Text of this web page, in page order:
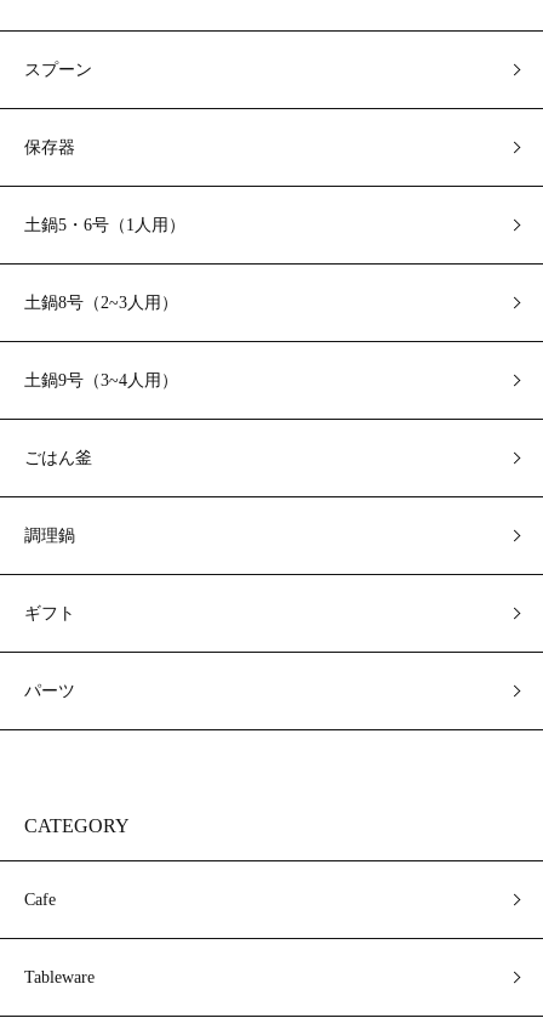
スプーン
保存器
土鍋5・6号（1人用）
土鍋8号（2~3人用）
土鍋9号（3~4人用）
ごはん釜
調理鍋
ギフト
パーツ
CATEGORY
Cafe
Tableware